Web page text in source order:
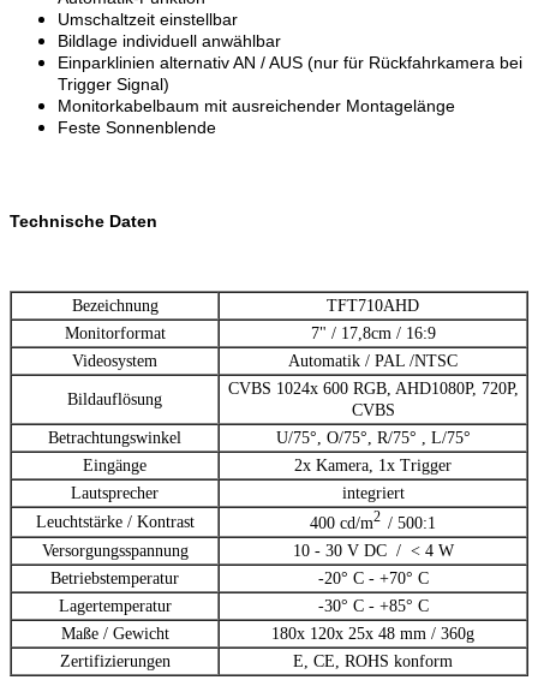
Umschaltzeit einstellbar
Bildlage individuell anwählbar
Einparklinien alternativ AN / AUS (nur für Rückfahrkamera bei
Trigger Signal)
Monitorkabelbaum mit ausreichender Montagelänge
Feste Sonnenblende
Technische Daten
Bezeichnung
TFT710AHD
Monitorformat
7" / 17,8cm / 16:9
Videosystem
Automatik / PAL /NTSC
Bildauflösung
CVBS 1024x 600 RGB, AHD1080P, 720P,
CVBS
Betrachtungswinkel
U/75°, O/75°, R/75° , L/75°
Eingänge
2x Kamera, 1x Trigger
Lautsprecher
integriert
Leuchtstärke / Kontrast
400 cd/m2 / 500:1
Versorgungsspannung
10 - 30 V DC / < 4 W
Betriebstemperatur
-20° C - +70° C
Lagertemperatur
-30° C - +85° C
Maße / Gewicht
180x 120x 25x 48 mm / 360g
Zertifizierungen
E, CE, ROHS konform